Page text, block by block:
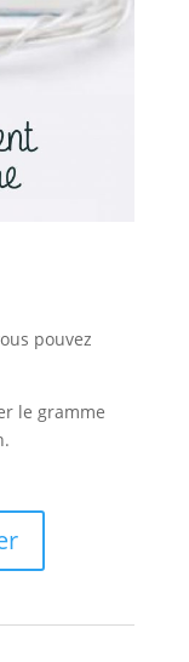
pouvez
le gramme